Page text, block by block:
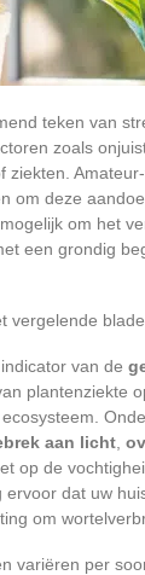
teken van
zoals
om deze
om het
een grondig
vergelende
van de
plantenziekte
aan licht
op de
dat uw
om
variëren per